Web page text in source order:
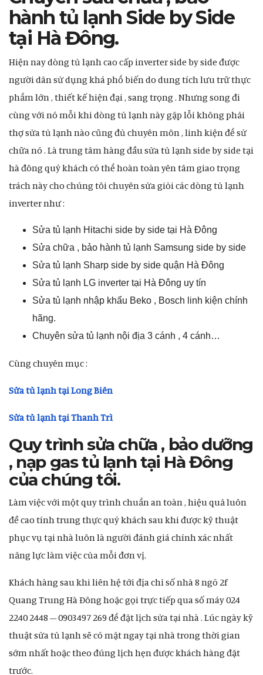
hành tủ lạnh Side by Side
tại Hà Đông.
Hiện nay dòng tủ lạnh cao cấp inverter side by side được
người dân sử dụng khá phổ biến do dung tích lưu trữ thực
phẩm lớn , thiết kế hiện đại , sang trọng . Nhưng song đi
cùng với nó mỗi khi dòng tủ lạnh này gặp lỗi không phải
thợ sửa tủ lạnh nào cũng đủ chuyên môn , linh kiện để sử
chữa nó . Là trung tâm hàng đầu sửa tủ lạnh side by side tại
hà đông quý khách có thể hoàn toàn yên tâm giao trọng
trách này cho chúng tôi chuyên sửa giỏi các dòng tủ lạnh
inverter như :
Sửa tủ lạnh Hitachi side by side tại Hà Đông
Sửa chữa , bảo hành tủ lạnh Samsung side by side
Sửa tủ lạnh Sharp side by side quận Hà Đông
Sửa tủ lạnh LG inverter tại Hà Đông uy tín
Sửa tủ lạnh nhập khẩu Beko , Bosch linh kiện chính
hãng.
Chuyên sửa tủ lạnh nội địa 3 cánh , 4 cánh…
Cùng chuyên mục :
Sửa tủ lạnh tại Long Biên
Sửa tủ lạnh tại Thanh Trì
Quy trình sửa chữa , bảo dưỡng
, nạp gas tủ lạnh tại Hà Đông
của chúng tôi.
Làm việc với một quy trình chuẩn an toàn , hiệu quả luôn
đề cao tính trung thực quý khách sau khi được kỹ thuật
phục vụ tại nhà luôn là người đánh giá chính xác nhất
năng lực làm việc của mỗi đơn vị.
Khách hàng sau khi liên hệ tới địa chỉ số nhà 8 ngõ 2f
Quang Trung Hà Đông hoặc gọi trực tiếp qua số máy 024
2240 2448 – 0903497 269 để đặt lịch sửa tại nhà . Lúc ngày kỹ
thuật sửa tủ lạnh sẽ có mặt ngay tại nhà trong thời gian
sớm nhất hoặc theo đúng lịch hẹn được khách hàng đặt
trước.